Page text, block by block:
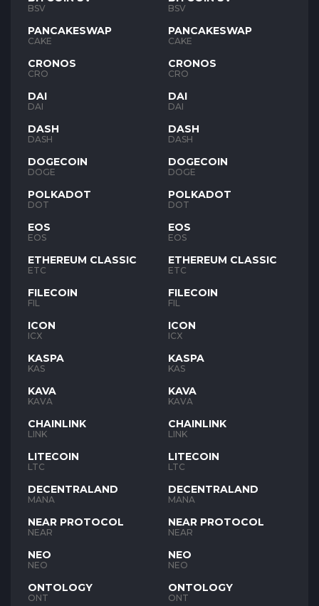
BSV
PANCAKESWAP
CAKE
CRONOS
CRO
DAI
DAI
DASH
DASH
DOGECOIN
DOGE
POLKADOT
DOT
EOS
EOS
ETHEREUM CLASSIC
ETC
FILECOIN
FIL
ICON
ICX
KASPA
KAS
KAVA
KAVA
CHAINLINK
LINK
LITECOIN
LTC
DECENTRALAND
MANA
NEAR PROTOCOL
NEAR
NEO
NEO
ONTOLOGY
ONT
BSV
PANCAKESWAP
CAKE
CRONOS
CRO
DAI
DAI
DASH
DASH
DOGECOIN
DOGE
POLKADOT
DOT
EOS
EOS
ETHEREUM CLASSIC
ETC
FILECOIN
FIL
ICON
ICX
KASPA
KAS
KAVA
KAVA
CHAINLINK
LINK
LITECOIN
LTC
DECENTRALAND
MANA
NEAR PROTOCOL
NEAR
NEO
NEO
ONTOLOGY
ONT